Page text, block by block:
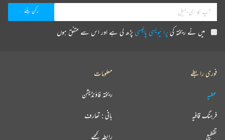
میں نے ریختہ کی پرائیویسی پالیسی پڑھ لی ہے اور اس سے متفق ہوں
فوری رابطے
عطیہ
فرہنگ قافیہ
تقطیع
معلومات
ریختہ فاؤنڈیشن
بانی : تعارف
رابطہ کیجیے